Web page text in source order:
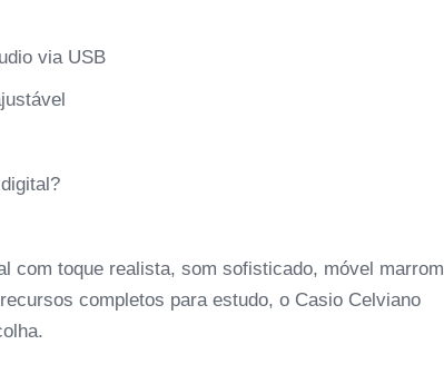
via USB
com toque realista, som sofisticado, móvel marrom
completos para estudo, o Casio Celviano